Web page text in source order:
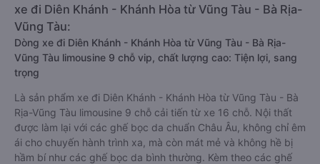
xe đi Diên Khánh - Khánh Hòa từ Vũng Tàu - Bà Rịa-
Vũng Tàu:
Dòng xe đi Diên Khánh - Khánh Hòa từ Vũng Tàu - Bà Rịa-
Vũng Tàu limousine 9 chỗ vip, chất lượng cao: Tiện lợi, sang
trọng
Là sản phẩm xe đi Diên Khánh - Khánh Hòa từ Vũng Tàu - Bà
Rịa-Vũng Tàu limousine 9 chỗ cải tiến từ xe 16 chỗ. Nội thất
được làm lại với các ghế bọc da chuẩn Châu Âu, không chỉ êm
ái cho chuyến hành trình xa, mà còn mát mẻ và không hề bị
hầm bí như các ghế bọc da bình thường. Kèm theo các ghế